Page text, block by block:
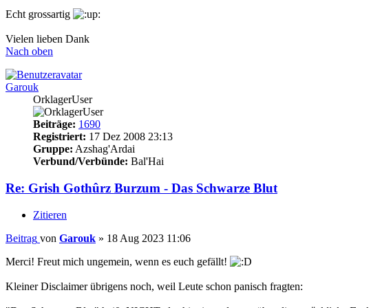
Echt grossartig
Vielen lieben Dank
Nach oben
Garouk
OrklagerUser
Beiträge: 1690
Registriert: 17 Dez 2008 23:13
Gruppe: Azshag'Ardai
Verbund/Verbünde: Bal'Hai
Re: Grish Gothûrz Burzum - Das Schwarze Blut
Zitieren
Beitrag von Garouk » 18 Aug 2023 11:06
Merci! Freut mich ungemein, wenn es euch gefällt!
Kleiner Disclaimer übrigens noch, weil Leute schon panisch fragten: